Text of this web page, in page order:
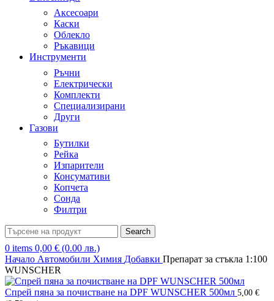
Аксесоари
Каски
Облекло
Ръкавици
Инструменти
Ръчни
Електрически
Комплекти
Специализирани
Други
Газови
Бутилки
Рейка
Изпарители
Консумативи
Копчета
Сонда
Филтри
Search
0 items 0,00 € (0.00 лв.)
Начало Автомобили Химия Добавки Препарат за стъкла 1:100
WUNSCHER
Спрей пяна за почистване на DPF WUNSCHER 500мл 5,00 €